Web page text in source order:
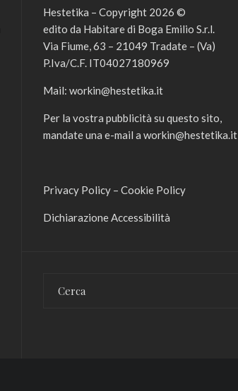
Hestetika – Copyright 2026 ©
edito da Habitare di Boga Emilio S.r.l.
Via Fiume, 63 – 21049 Tradate – (Va)
P.Iva/C.F. IT04027180969
Mail: workin@hestetika.it
Per la vostra pubblicità su questo sito,
mandate una e-mail a workin@hestetika.it
Privacy Policy – Cookie Policy
Dichiarazione Accessibilità